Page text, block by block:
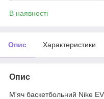
В наявності
Опис Характеристики
Опис
М'яч баскетбольний Nike